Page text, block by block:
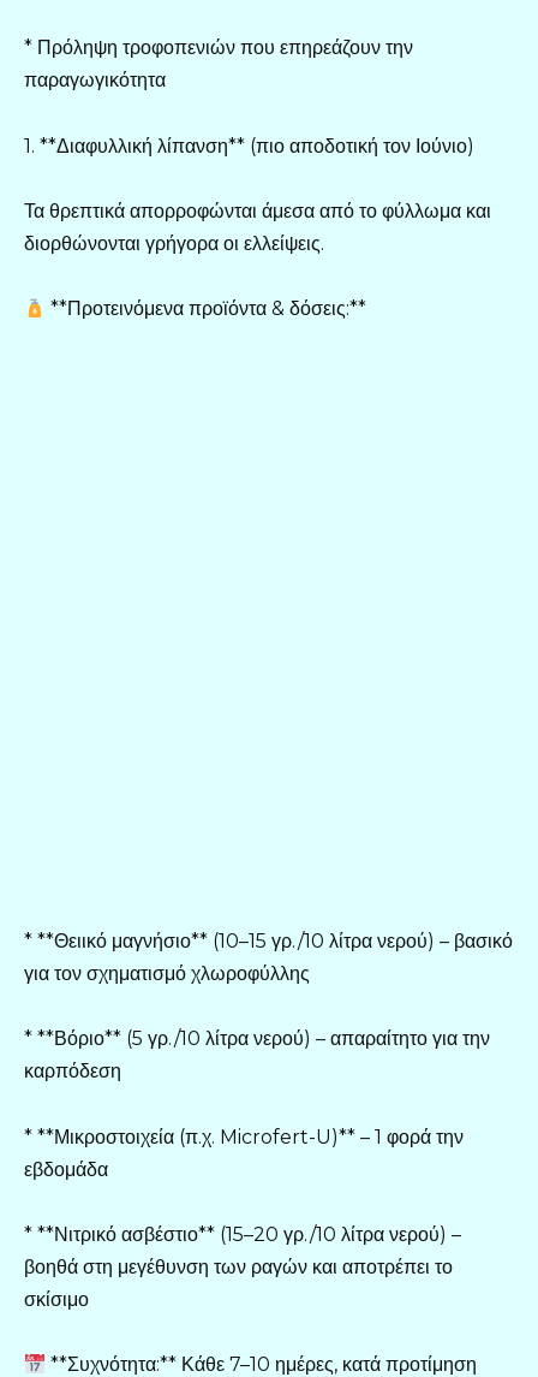
* Πρόληψη τροφοπενιών που επηρεάζουν την
παραγωγικότητα
1. **Διαφυλλική λίπανση** (πιο αποδοτική τον Ιούνιο)
Τα θρεπτικά απορροφώνται άμεσα από το φύλλωμα και
διορθώνονται γρήγορα οι ελλείψεις.
**Προτεινόμενα προϊόντα & δόσεις:**
* **Θειικό μαγνήσιο** (10–15 γρ./10 λίτρα νερού) – βασικό
για τον σχηματισμό χλωροφύλλης
* **Βόριο** (5 γρ./10 λίτρα νερού) – απαραίτητο για την
καρπόδεση
* **Μικροστοιχεία (π.χ. Microfert-U)** – 1 φορά την
εβδομάδα
* **Νιτρικό ασβέστιο** (15–20 γρ./10 λίτρα νερού) –
βοηθά στη μεγέθυνση των ραγών και αποτρέπει το
σκίσιμο
**Συχνότητα:** Κάθε 7–10 ημέρες, κατά προτίμηση